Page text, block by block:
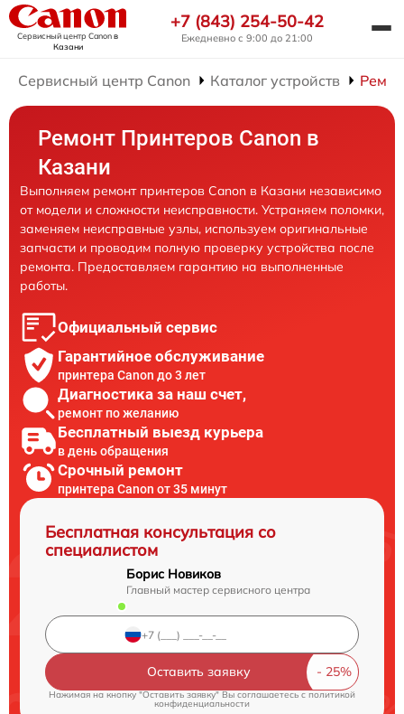
Сервисный центр Canonв
Казани
+7 (843) 254-50-42
Ежедневно с 9:00 до 21:00
Сервисный центр Canon Каталог устройств
Ремонт Принтеров Canon в
Казани
Выполняем ремонт принтеров Canon в Казани независимо
от модели и сложности неисправности. Устраняем поломки,
заменяем неисправные узлы, используем оригинальные
запчасти и проводим полную проверку устройства после
ремонта. Предоставляем гарантию на выполненные
работы.
Официальный сервис
Гарантийное обслуживание
принтера Canon до 3 лет
Диагностика за наш счет,
ремонт по желанию
Бесплатный выезд курьера
в день обращения
Срочный ремонт
принтера Canon от 35 минут
Бесплатная консультация со
специалистом
Борис Новиков
Главный мастер сервисного центра
Оставить заявку
Нажимая на кнопку "Оставить заявку" Вы соглашаетесь cполитикой
конфиденциальности